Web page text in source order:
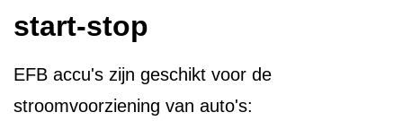
start-stop
EFB accu's zijn geschikt voor de
stroomvoorziening van auto's: